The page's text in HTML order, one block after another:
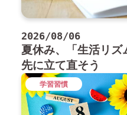
2026/08/06
夏休み、「生活リズ
先に立て直そう
学習習慣